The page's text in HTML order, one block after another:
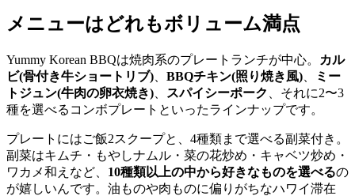
メニューはどれもボリューム満点
Yummy Korean BBQは焼肉系のプレートランチが中心。
カル
ビ(骨付き牛ショートリブ)
BBQチキン(照り焼き風)
ミー
トジュン(牛肉の卵衣焼き)
スパイシーポーク
、それに2〜3
種を選べるコンボプレートといったラインナップです。
プレートにはご飯2スクープと、4種類まで選べる副菜付き。
副菜はキムチ・もやしナムル・菜の花炒め・キャベツ炒め・
ワカメ和えなど、 10種類以上の中から好きなものを選べるの
が嬉しいんです。油ものや肉ものに偏りがちなハワイ滞在